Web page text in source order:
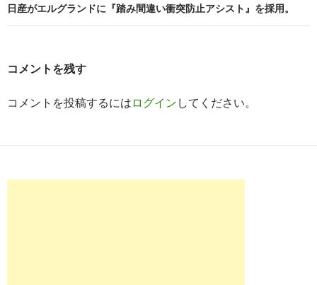
ゲ
シ
日産がエルグランドに『踏み間違い衝突防止アシスト』を採用。
コメントを残す
コメントを投稿するには ログイン してください。